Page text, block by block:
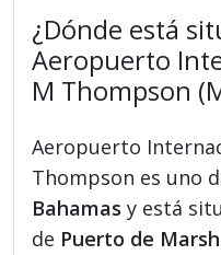
¿Dónde está
Aeropuerto
M Thompson
Aeropuerto
Thompson es uno
Bahamas y está
de Puerto de Marsh